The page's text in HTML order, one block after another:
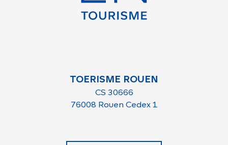
TOERISME ROUEN
CS 30666
76008 Rouen Cedex 1